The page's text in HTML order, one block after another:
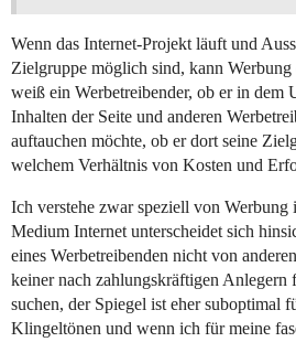
Wenn das Internet-Projekt läuft und
Zielgruppe möglich sind, kann Werbung
weiß ein Werbetreibender, ob er in dem
Inhalten der Seite und anderen
auftauchen möchte, ob er dort seine
welchem Verhältnis von Kosten und
Ich verstehe zwar speziell von Werbung
Medium Internet unterscheidet sich
eines Werbetreibenden nicht von
keiner nach zahlungskräftigen Anlegern
suchen, der Spiegel ist eher suboptimal
Klingeltönen und wenn ich für meine